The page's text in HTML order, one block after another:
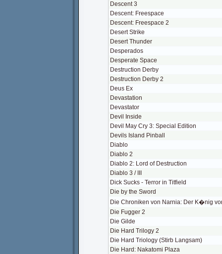
Descent 3
Descent: Freespace
Descent: Freespace 2
Desert Strike
Desert Thunder
Desperados
Desperate Space
Destruction Derby
Destruction Derby 2
Deus Ex
Devastation
Devastator
Devil Inside
Devil May Cry 3: Special Edition
Devils Island Pinball
Diablo
Diablo 2
Diablo 2: Lord of Destruction
Diablo 3 / III
Dick Sucks - Terror in Titfield
Die by the Sword
Die Chroniken von Narnia: Der K�nig
Die Fugger 2
Die Gilde
Die Hard Trilogy 2
Die Hard Triology (Stirb Langsam)
Die Hard: Nakatomi Plaza